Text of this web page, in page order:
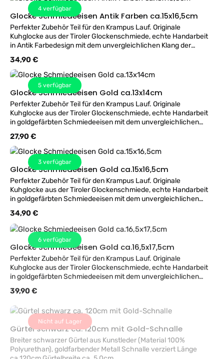
16,5cm, Gewicht ca. 750 Gramm. Passend für Gürtelbreite 4,5
bis 6cm.
4 verfügbar
Glocke Schmiedeeisen Antik Farben ca.15x16,5cm
Perfekter Zubehör Teil für den Krampus Lauf. Originale
Kuhglocke aus der Tiroler Glockenschmiede, echte Handarbeit
in Antik Farbedesign mit dem unvergleichlichen Klang der
Abmessungen: offene Unterseite ca. 9cm, Innenbreite des
Bügels zum Durchziehen des Gürtel ca. 6,5cm, Gesamthöhe ca.
16,5cm, Gewicht ca. 750 Gramm. Passend für Gürtelbreite 4,5
bis 6cm.
Regulärer Preis:
34,90 €
5 verfügbar
Glocke Schmiedeeisen Gold ca.13x14cm
Perfekter Zubehör Teil für den Krampus Lauf. Originale
Kuhglocke aus der Tiroler Glockenschmiede, echte Handarbeit
in goldgefärbten Schmiedeeisen mit dem unvergleichlichen
Abmessungen: offene Unterseite ca. 8cm, Innenbreite des
Bügels zum Durchziehen des Gürtel ca. 6cm, Gesamthöhe ca.
14cm, Gewicht ca. 500 Gramm. Passend für Gürtelbreite 4,5 bis
6cm.
Regulärer Preis:
27,90 €
3 verfügbar
Glocke Schmiedeeisen Gold ca.15x16,5cm
Perfekter Zubehör Teil für den Krampus Lauf. Originale
Kuhglocke aus der Tiroler Glockenschmiede, echte Handarbeit
in goldgefärbten Schmiedeeisen mit dem unvergleichlichen
Abmessungen: offene Unterseite ca. 9cm, Innenbreite des
Bügels zum Durchziehen des Gürtel ca. 6,5cm, Gesamthöhe ca.
16,5cm, Gewicht ca. 750 Gramm. Passend für Gürtelbreite 4,5
bis 6cm.
Regulärer Preis:
34,90 €
6 verfügbar
Glocke Schmiedeeisen Gold ca.16,5x17,5cm
Perfekter Zubehör Teil für den Krampus Lauf. Originale
Kuhglocke aus der Tiroler Glockenschmiede, echte Handarbeit
in goldgefärbten Schmiedeeisen mit dem unvergleichlichen
Abmessungen: offene Unterseite ca. 9cm, Innenbreite des
16,5cm, Gewicht ca. 750 Gramm. Passend für Gürtelbreite 4,5
bis 6cm.
Regulärer Preis:
39,90 €
Gürtel schwarz ca. 120cm mit Gold-Schnalle
Breiter schwarzer Gürtel aus Kunstleder (Material 100%
Polyurethan), goldfarbender Metall Schnalle verziert Länge
ca.120cm Gürtelbreite ca. 5,0cm